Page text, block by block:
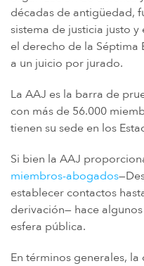
VIAGRA Y CIALIS (SILDENAFIL)
TEORÍAS DE
PERSONAL INJURY LAW AND
CUÁNTO TIEMPO TIENES PARA
décadas de antigüedad,
sistema de justicia justo
el derecho de la Séptima
a un juicio por jurado.
La AAJ es la barra de
con más de 56.000
tienen su sede en los
Si bien la AAJ
miembros-abogados
establecer contactos
derivación— hace
esfera pública.
En términos generales,